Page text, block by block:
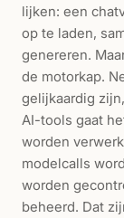
lijken: een
op te laden,
genereren.
de motorkap.
gelijkaardig
AI-tools gaat
worden
modelcalls
worden
beheerd. Dat